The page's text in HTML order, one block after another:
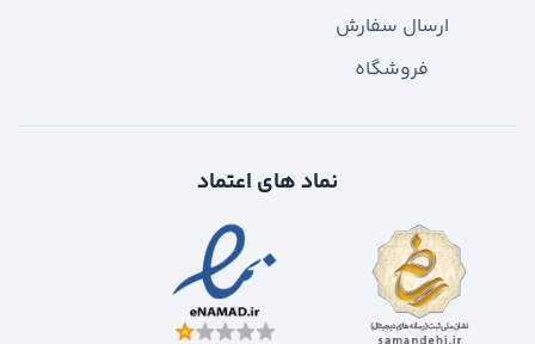
ارسال سفارش
فروشگاه
نماد های اعتماد